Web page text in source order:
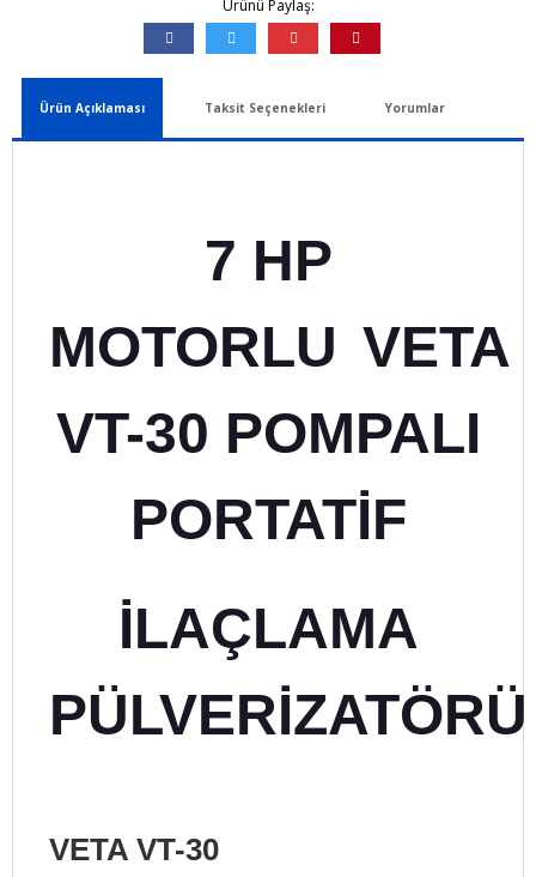
Ürünü Paylaş:
Ürün Açıklaması Taksit Seçenekleri Yorumlar
7 HP
MOTORLU VETA
VT-30 POMPALI
PORTATİF
İLAÇLAMA
VETA VT-30